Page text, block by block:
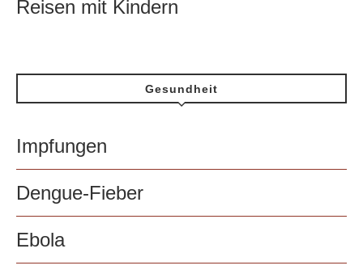
Reisen mit Kindern
Gesundheit
Impfungen
Dengue-Fieber
Ebola